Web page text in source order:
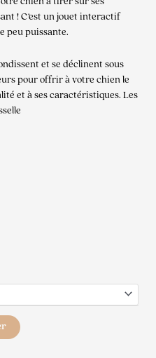
! C’est un jouet interactif
peu puissante.
et se déclinent sous
pour offrir à votre chien le
et à ses caractéristiques. Les